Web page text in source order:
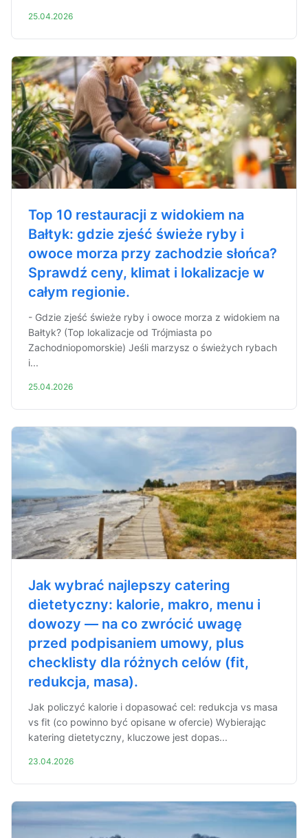
25.04.2026
Top 10 restauracji z widokiem na
Bałtyk: gdzie zjeść świeże ryby i
owoce morza przy zachodzie słońca?
Sprawdź ceny, klimat i lokalizacje w
całym regionie.
- Gdzie zjeść świeże ryby i owoce morza z widokiem na
Bałtyk? (Top lokalizacje od Trójmiasta po
Zachodniopomorskie) Jeśli marzysz o świeżych rybach
i...
25.04.2026
Jak wybrać najlepszy catering
dietetyczny: kalorie, makro, menu i
dowozy — na co zwrócić uwagę
przed podpisaniem umowy, plus
checklisty dla różnych celów (fit,
redukcja, masa).
Jak policzyć kalorie i dopasować cel: redukcja vs masa
vs fit (co powinno być opisane w ofercie) Wybierając
katering dietetyczny, kluczowe jest dopas...
23.04.2026